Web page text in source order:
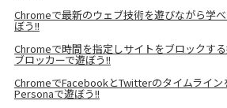
Chromeで最新のウェブ技術を遊びながら学
ぼう!!
Chromeで時間を指定しサイトをブロックす
ブロッカーで遊ぼう!!
ChromeでFacebookとTwitterのタイムライン
Personaで遊ぼう!!